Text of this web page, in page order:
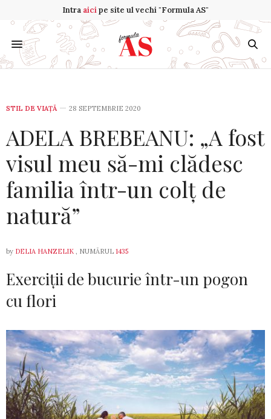
Intra aicipe site ul vechi "Formula AS"
STIL DE VIA­ŢĂ 28 SEPTEMBRIE 2020
ADELA BREBEANU: „A fost
visul meu să-mi clădesc
familia într-un colț de
natură”
by DELIA HANZELIK , NUMĂRUL 1435
Exerciții de bucurie într-un pogon
cu flori